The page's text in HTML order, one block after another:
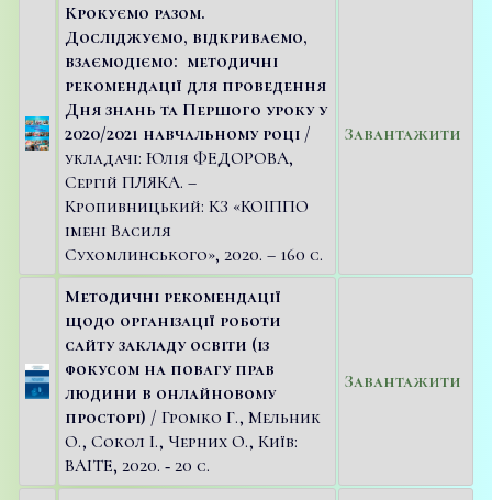
Крокуємо разом.
Досліджуємо, відкриваємо,
взаємодіємо: методичні
рекомендації для проведення
Дня знань та Першого уроку у
2020/2021 навчальному році /
укладачі: Юлія ФЕДОРОВА,
Сергій ПЛЯКА. –
Кропивницький: КЗ «КОІППО
імені Василя
Сухомлинського», 2020. – 160 с.
Завантажити
Методичні рекомендації
щодо організації роботи
сайту закладу освіти (із
фокусом на повагу прав
людини в онлайновому
просторі) / Громко Г., Мельник
О., Сокол І., Черних О., Київ:
ВАІТЕ, 2020. ‑ 20 с.
Завантажити